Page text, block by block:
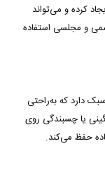
کرده و می‌تواند
و مجلسی استفاده
دارد که به‌راحتی
یا چسبندگی روی
حفظ می‌کند.